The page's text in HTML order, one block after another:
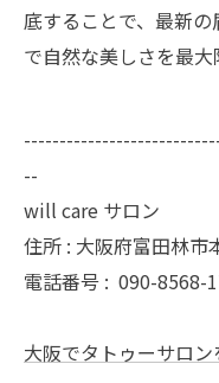
底することで、最新
で自然な美しさを最大
--
will care サロン
住所 : 大阪府富田林市
電話番号 : 090-8568-
大阪でタトゥーサロン